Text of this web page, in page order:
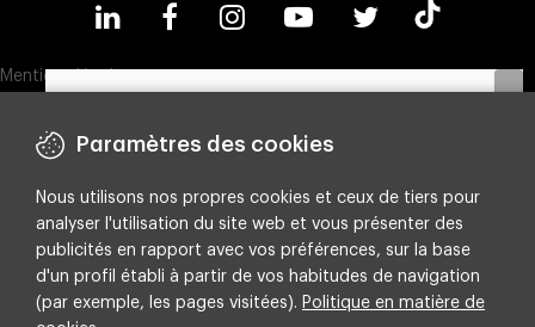
Mentions légales
Politique de confidentialité
Compliance & Wistleblowing
Politique ESG
Integrated policy on Information Security, Quality and Environment
Découvrez notre ebook et apprenez à
optimiser vos budgets en identifiant les leviers
les plus rentables.
Paramètres des cookies
Nous utilisons nos propres cookies et ceux de tiers pour
analyser l'utilisation du site web et vous présenter des
publicités en rapport avec vos préférences, sur la base
d'un profil établi à partir de vos habitudes de navigation
(par exemple, les pages visitées). Politique en matière de